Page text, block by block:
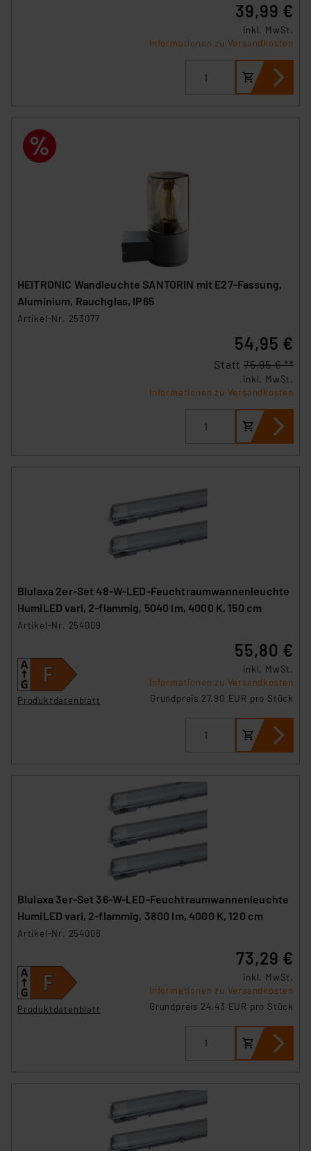
39,99 €
inkl. MwSt.
Informationen zu Versandkosten
HEITRONIC Wandleuchte SANTORIN mit E27-Fassung,
Aluminium, Rauchglas, IP65
Artikel-Nr. 253077
54,95 €
Statt 75,95 € **
inkl. MwSt.
Informationen zu Versandkosten
Blulaxa 2er-Set 48-W-LED-Feuchtraumwannenleuchte
HumiLED vari, 2-flammig, 5040 lm, 4000 K, 150 cm
Artikel-Nr. 254009
Produktdatenblatt
55,80 €
inkl. MwSt.
Informationen zu Versandkosten
Grundpreis 27.90 EUR pro Stück
Blulaxa 3er-Set 36-W-LED-Feuchtraumwannenleuchte
HumiLED vari, 2-flammig, 3800 lm, 4000 K, 120 cm
Artikel-Nr. 254008
Produktdatenblatt
73,29 €
inkl. MwSt.
Informationen zu Versandkosten
Grundpreis 24.43 EUR pro Stück